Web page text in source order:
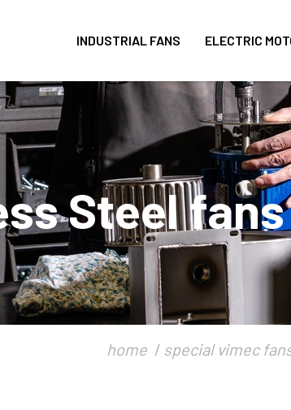
INDUSTRIAL FANS ELECTRIC
Steel
home special vimec